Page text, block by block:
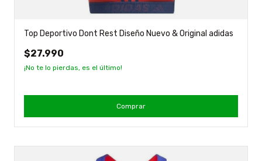
Top Deportivo Dont Rest Diseño Nuevo & Original adidas
$27.990
¡No te lo pierdas, es el último!
Comprar